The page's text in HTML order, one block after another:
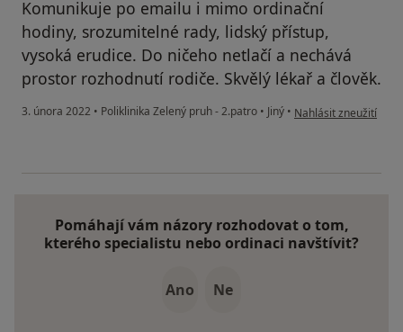
Komunikuje po emailu i mimo ordinační
hodiny, srozumitelné rady, lidský přístup,
vysoká erudice. Do ničeho netlačí a nechává
prostor rozhodnutí rodiče. Skvělý lékař a člověk.
3. února 2022 • Poliklinika Zelený pruh - 2.patro • Jiný • podle názoru
Nahlásit zneužití
Pomáhají vám názory rozhodovat o tom,
kterého specialistu nebo ordinaci navštívit?
Ano Ne